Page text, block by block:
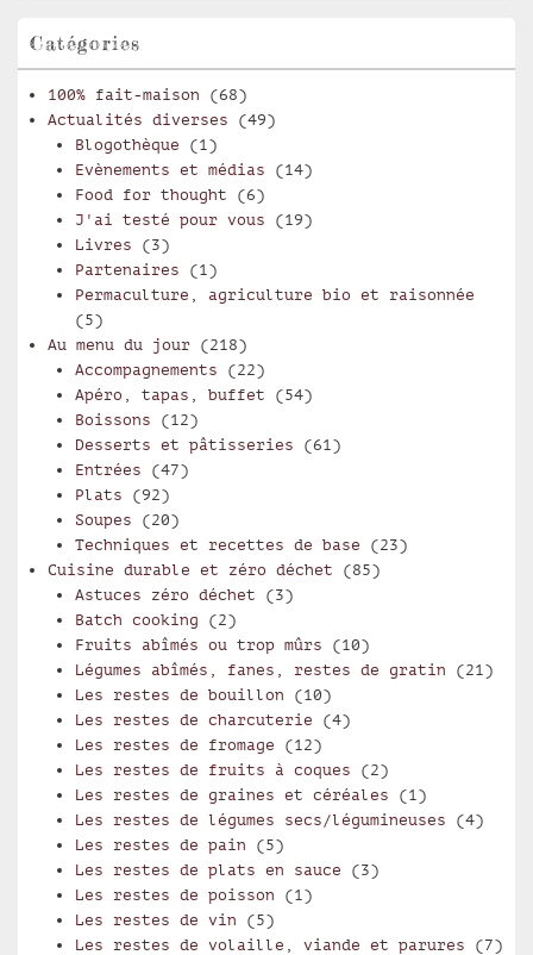
Catégories
100% fait-maison (68)
Actualités diverses (49)
Blogothèque (1)
Evènements et médias (14)
Food for thought (6)
J'ai testé pour vous (19)
Livres (3)
Partenaires (1)
Permaculture, agriculture bio et raisonnée
(5)
Au menu du jour (218)
Accompagnements (22)
Apéro, tapas, buffet (54)
Boissons (12)
Desserts et pâtisseries (61)
Entrées (47)
Plats (92)
Soupes (20)
Techniques et recettes de base (23)
Cuisine durable et zéro déchet (85)
Astuces zéro déchet (3)
Batch cooking (2)
Fruits abîmés ou trop mûrs (10)
Légumes abîmés, fanes, restes de gratin (21)
Les restes de bouillon (10)
Les restes de charcuterie (4)
Les restes de fromage (12)
Les restes de fruits à coques (2)
Les restes de graines et céréales (1)
Les restes de légumes secs/légumineuses (4)
Les restes de pain (5)
Les restes de plats en sauce (3)
Les restes de poisson (1)
Les restes de vin (5)
Les restes de volaille, viande et parures (7)